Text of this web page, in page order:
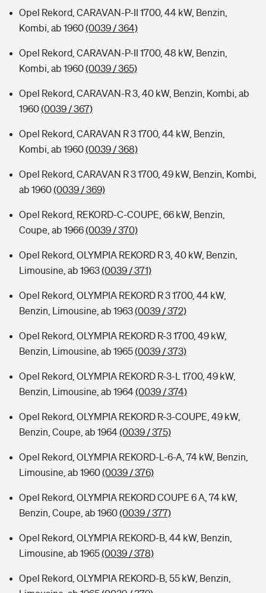
Opel Rekord, CARAVAN-P-II 1700, 44 kW, Benzin,
Kombi, ab 1960(0039 / 364)
Opel Rekord, CARAVAN-P-II 1700, 48 kW, Benzin,
Kombi, ab 1960(0039 / 365)
Opel Rekord, CARAVAN-R 3, 40 kW, Benzin, Kombi, ab
1960(0039 / 367)
Opel Rekord, CARAVAN R 3 1700, 44 kW, Benzin,
Kombi, ab 1960(0039 / 368)
Opel Rekord, CARAVAN R 3 1700, 49 kW, Benzin, Kombi,
ab 1960(0039 / 369)
Opel Rekord, REKORD-C-COUPE, 66 kW, Benzin,
Coupe, ab 1966(0039 / 370)
Opel Rekord, OLYMPIA REKORD R 3, 40 kW, Benzin,
Limousine, ab 1963(0039 / 371)
Opel Rekord, OLYMPIA REKORD R 3 1700, 44 kW,
Benzin, Limousine, ab 1963(0039 / 372)
Opel Rekord, OLYMPIA REKORD R-3 1700, 49 kW,
Benzin, Limousine, ab 1965(0039 / 373)
Opel Rekord, OLYMPIA REKORD R-3-L 1700, 49 kW,
Benzin, Limousine, ab 1964(0039 / 374)
Opel Rekord, OLYMPIA REKORD R-3-COUPE, 49 kW,
Benzin, Coupe, ab 1964(0039 / 375)
Opel Rekord, OLYMPIA REKORD-L-6-A, 74 kW, Benzin,
Limousine, ab 1960(0039 / 376)
Opel Rekord, OLYMPIA REKORD COUPE 6 A, 74 kW,
Benzin, Coupe, ab 1960(0039 / 377)
Opel Rekord, OLYMPIA REKORD-B, 44 kW, Benzin,
Limousine, ab 1965(0039 / 378)
Opel Rekord, OLYMPIA REKORD-B, 55 kW, Benzin,